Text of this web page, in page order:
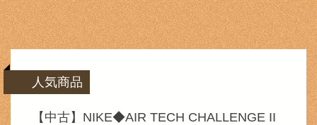
人気商品
【中古】NIKE◆AIR TECH CHALLENGE II